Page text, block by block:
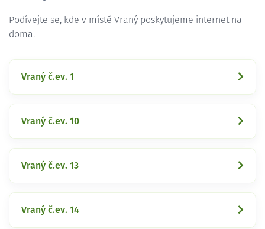
Podívejte se, kde v místě Vraný poskytujeme internet na
doma.
Vraný č.ev. 1
Vraný č.ev. 10
Vraný č.ev. 13
Vraný č.ev. 14